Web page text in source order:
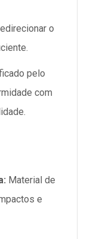
o
pelo
com
Material de
e